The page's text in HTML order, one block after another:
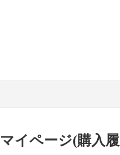
マイページ(購入